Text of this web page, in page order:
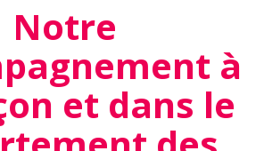
Notre
à
et dans le